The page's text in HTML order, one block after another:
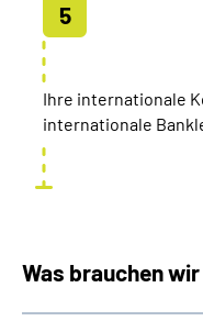
Ihre internationale
internationale
Was brauchen